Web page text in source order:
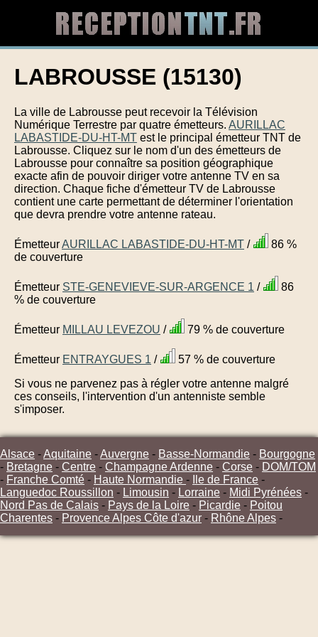
LABROUSSE (15130)
La ville de Labrousse peut recevoir la Télévision
Numérique Terrestre par quatre émetteurs. AURILLAC
LABASTIDE-DU-HT-MT est le principal émetteur TNT de
Labrousse. Cliquez sur le nom d'un des émetteurs de
Labrousse pour connaître sa position géographique
exacte afin de pouvoir diriger votre antenne TV en sa
direction. Chaque fiche d'émetteur TV de Labrousse
contient une carte permettant de déterminer l'orientation
que devra prendre votre antenne rateau.
ÉmetteurAURILLAC LABASTIDE-DU-HT-MT /
86 %
de couverture
Émetteur STE-GENEVIEVE-SUR-ARGENCE 1 /
86
% de couverture
Émetteur MILLAU LEVEZOU / 79 % de couverture
Émetteur ENTRAYGUES 1 /
57 % de couverture
Si vous ne parvenez pas à régler votre antenne malgré
ces conseils, l'intervention d'un antenniste semble
s'imposer.
Alsace -Aquitaine -Auvergne - Basse-Normandie - Bourgogne
- Bretagne - Centre - Champagne Ardenne - Corse - DOM/TOM
- Franche Comté - Haute Normandie - Ile de France -
Languedoc Roussillon - Limousin - Lorraine - Midi Pyrénées -
Nord Pas de Calais - Pays de la Loire - Picardie - Poitou
Charentes - Provence Alpes Côte d'azur - Rhône Alpes -